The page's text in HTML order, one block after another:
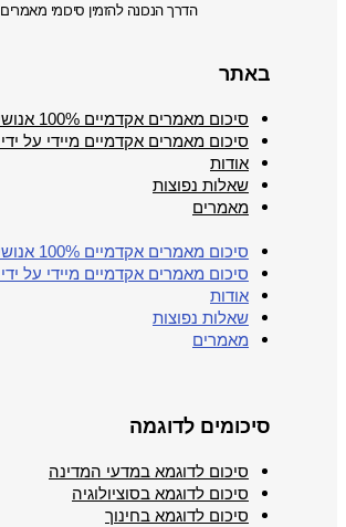
הדרך הנכונה להזמין סיכומי מאמרים
באתר
סיכום מאמרים אקדמיים 100% אנושי
סיכום מאמרים אקדמיים מיידי על ידי AI
אודות
שאלות נפוצות
מאמרים
סיכום מאמרים אקדמיים 100% אנושי
סיכום מאמרים אקדמיים מיידי על ידי AI
אודות
שאלות נפוצות
מאמרים
סיכומים לדוגמה
סיכום לדוגמא במדעי המדינה
סיכום לדוגמא בסוציולוגיה
סיכום לדוגמא בחינוך